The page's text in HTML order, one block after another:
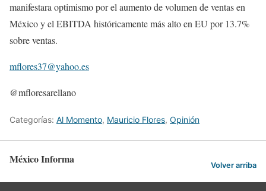
manifestara optimismo por el aumento de volumen de ventas en
México y el EBITDA históricamente más alto en EU por 13.7%
sobre ventas.
mflores37@yahoo.es
@mfloresarellano
Categorías: Al Momento, Mauricio Flores, Opinión
México Informa Volver arriba